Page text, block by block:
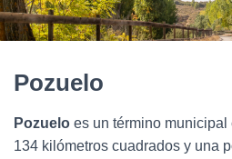
Pozuelo
Pozuelo es un término
134 kilómetros cuadrados y una